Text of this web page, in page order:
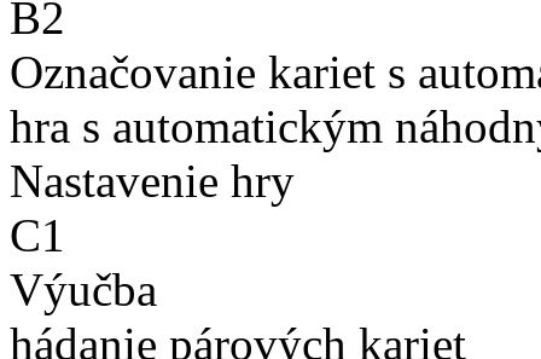
B2
Označovanie kariet s
hra s automatickým
Nastavenie hry
C1
Výučba
hádanie párových kariet